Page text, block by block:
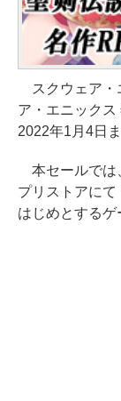
スクウェア・
ア・エニックス
2022年1月4日
本セールでは
プリストアに
はじめとするゲ